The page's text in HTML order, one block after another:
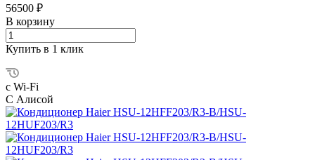
56500 ₽
В корзину
Купить в 1 клик
с Wi-Fi
С Алисой